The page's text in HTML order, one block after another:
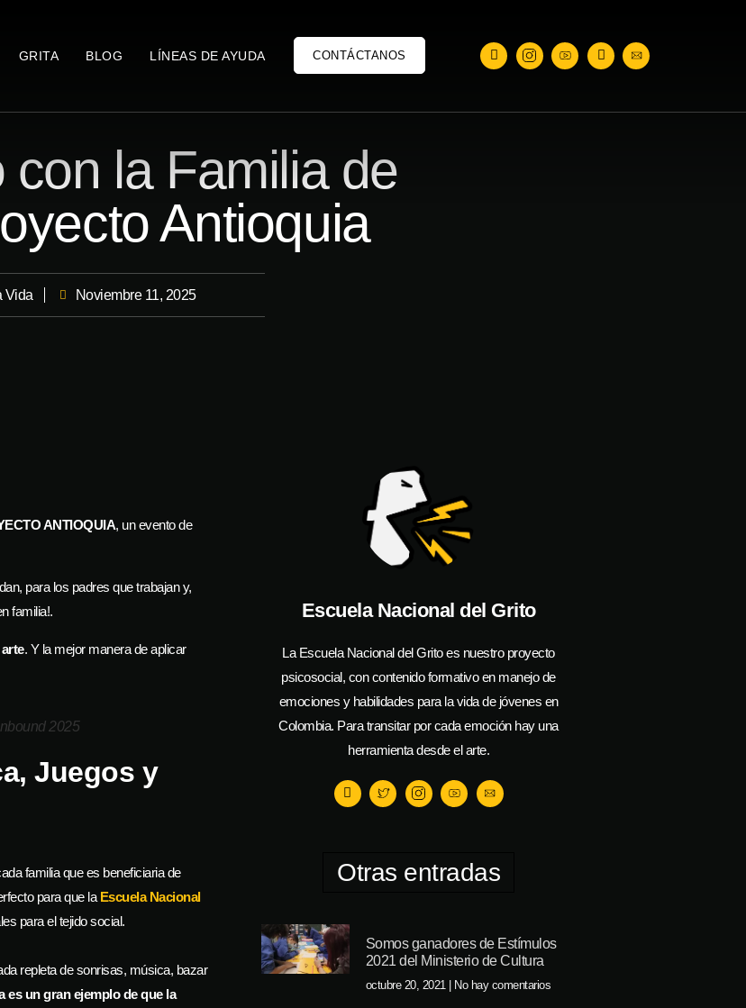
GRITA BLOG LÍNEAS DE AYUDA CONTÁCTANOS
la Familia de
Antioquia
Vida Noviembre 11, 2025
ANTIOQUIA, un evento de
para los padres que trabajan y,
familia!.
. Y la mejor manera de aplicar
2025
Juegos y
familia que es beneficiaria de
para que la Escuela Nacional
para el tejido social.
repleta de sonrisas, música, bazar
es un gran ejemplo de que la
Escuela Nacional del Grito
La Escuela Nacional del Grito es nuestro proyecto
psicosocial, con contenido formativo en manejo de
emociones y habilidades para la vida de jóvenes en
Colombia. Para transitar por cada emoción hay una
herramienta desde el arte.
Otras entradas
Somos ganadores de Estímulos
2021 del Ministerio de Cultura
octubre 20, 2021 No hay comentarios